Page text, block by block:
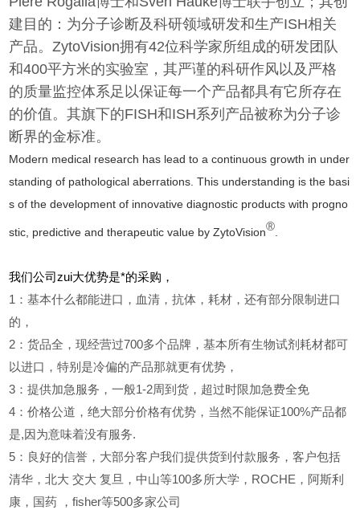
建目的：为分子诊断及科研领域研发和生产ISH相关
产品。ZytoVision拥有42位科学家所组成的研发团队
和400平方米的实验室，其严谨的科研作风以及严格
的质量监控体系足以保证每一个产品都具有它所存在
的价值。其旗下的FISH和ISH系列产品被称为分子诊
断界的金标准。
Modern medical research has lead to a continuous growth in under
standing of pathological aberrations. This understanding is the basi
s of the development of innovative diagnostic products with progno
stic, predictive and therapeutic value by ZytoVision®
我们公司zui大优势是*的采购，
1
：基本什么都能进口，血清，抗体，耗材，还有部分限制进口
的，
2 ：货品全，现经营过700多个品牌，基本所有生物试剂耗材都可
以进口，特别是冷偏的产品那就更有优势，
3 ：提供加急服务，一般1-2周到货，超过时限加急费全免
4 ：价格公道，绝大部分价格有优势，当然不能保证100%产品都
是,因为意味着没有服务.
5 ：良好的信誉，大部分客户我们提供货到付款服务，客户包括
清华，北大 交大 复旦，中山等100多所大学，ROCHE，阿斯利
康，国药
，fisher等500多家公司